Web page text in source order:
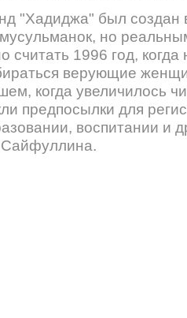
"Хадиджа" был создан
мусульманок, но
считать 1996 год,
верующие
когда увеличилось
предпосылки для
воспитании и
Сайфуллина.